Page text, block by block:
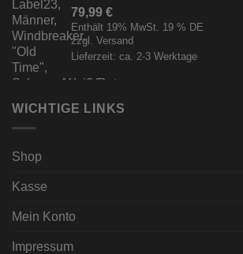
79,99 €
Enthält 19% MwSt. 19 % DE
zzgl. Versand
Lieferzeit: ca. 2-3 Werktage
WICHTIGE LINKS
Shop
Kasse
Mein Konto
Impressum